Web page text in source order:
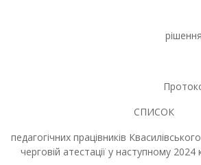
СПИСОК
педагогічних працівників
черговій атестації у наступному